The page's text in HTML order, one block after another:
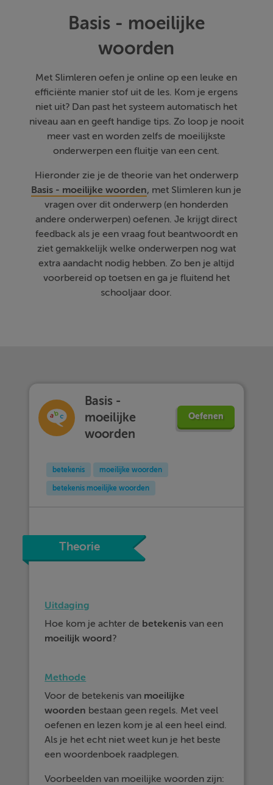
Basis - moeilijke
woorden
Met Slimleren oefen je online op een leuke en
efficiënte manier stof uit de les. Kom je ergens
niet uit? Dan past het systeem automatisch het
niveau aan en geeft handige tips. Zo loop je nooit
meer vast en worden zelfs de moeilijkste
onderwerpen een fluitje van een cent.
Hieronder zie je de theorie van het onderwerp
Basis - moeilijke woorden, met Slimleren kun je
vragen over dit onderwerp (en honderden
andere onderwerpen) oefenen. Je krijgt direct
feedback als je een vraag fout beantwoordt en
ziet gemakkelijk welke onderwerpen nog wat
extra aandacht nodig hebben. Zo ben je altijd
voorbereid op toetsen en ga je fluitend het
schooljaar door.
Basis -
moeilijke
woorden
Oefenen
betekenis moeilijke woorden
betekenis moeilijke woorden
Theorie
Uitdaging
Hoe kom je achter de betekenis van een
moeilijk woord?
Methode
Voor de betekenis van moeilijke
woorden bestaan geen regels. Met veel
oefenen en lezen kom je al een heel eind.
Als je het echt niet weet kun je het beste
een woordenboek raadplegen.
Voorbeelden van moeilijke woorden zijn: